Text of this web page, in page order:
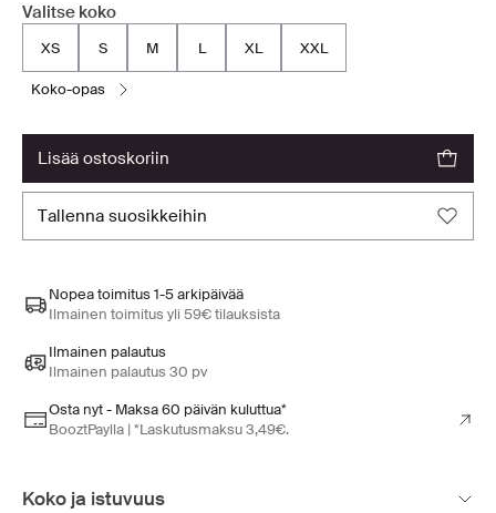
Valitse koko
XS S M L XL XXL
koko-opas
lisää ostoskoriin
tallenna suosikkeihin
Nopea toimitus 1-5 arkipäivää
Ilmainen toimitus yli 59€ tilauksista
Ilmainen palautus
Ilmainen palautus 30 pv
Osta nyt - Maksa 60 päivän kuluttua*
BooztPaylla | *Laskutusmaksu 3,49€.
Koko ja istuvuus